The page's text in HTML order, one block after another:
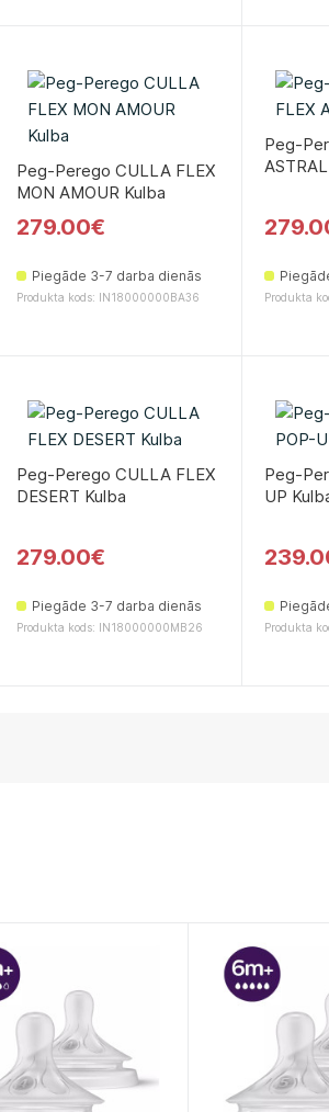
Peg-Perego CULLA FLEX
MON AMOUR Kulbа
279.00€
Piegāde 3-7 darba dienās
Produkta kods: IN18000000BA36
Peg-
Produkta
Peg-Perego CULLA FLEX
DESERT Kulbа
279.00€
Piegāde 3-7 darba dienās
Produkta kods: IN18000000MB26
Peg-
UP
Produkta